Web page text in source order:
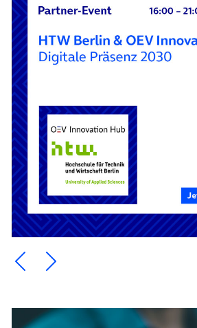
Ein Element zurück blättern
Ein Element weiter blättern